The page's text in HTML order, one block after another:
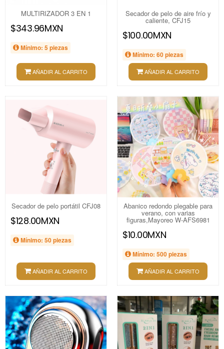
MULTIRIZADOR 3 EN 1
$343.96MXN
Mínimo: 5 piezas
AÑADIR AL CARRITO
Secador de pelo de aire frío y
caliente, CFJ15
$100.00MXN
Mínimo: 60 piezas
AÑADIR AL CARRITO
Secador de pelo portátil CFJ08
$128.00MXN
Mínimo: 50 piezas
AÑADIR AL CARRITO
Abanico redondo plegable para
verano, con varias
figuras,Mayoreo W-AFS6981
$10.00MXN
Mínimo: 500 piezas
AÑADIR AL CARRITO